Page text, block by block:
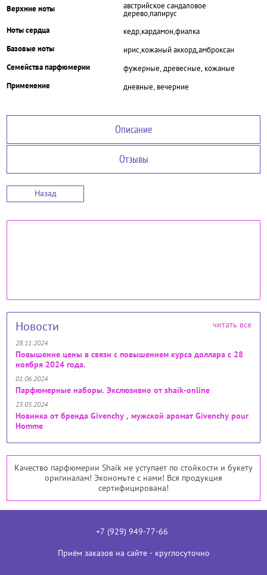
Верхние ноты австрийское сандаловое
дерево,папирус
Ноты сердца
кедр,кардамон,фиалка
Базовые ноты
ирис,кожаный аккорд,амброксан
Семейства парфюмерии
фужерные, древесные, кожаные
Применение
дневные, вечерние
Описание
Отзывы
Назад
Новости читать все
28.11.2024
Повышение цены в связи с повышением курса доллара с 28
ноября 2024 года.
01.06.2024
Парфюмерные наборы. Экслюзивно от shaik-online
23.05.2024
Новинка от бренда Givenchy , мужской аромат Givenchy pour
Homme
Качество парфюмерии Shaik не уступает по стойкости и букету
оригиналам! Экономьте с нами! Вся продукция
сертифицирована!
+7 (929) 949-77-66
Приём заказов на сайте - круглосуточно